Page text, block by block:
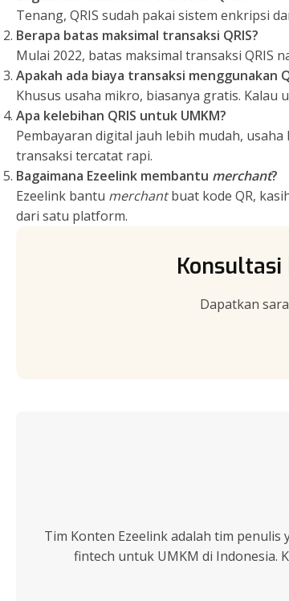
Tenang, QRIS sudah pakai sistem enkripsi
Berapa batas maksimal transaksi QRIS?
Mulai 2022, batas maksimal transaksi QRIS
Apakah ada biaya transaksi menggunakan
Khusus usaha mikro, biasanya gratis. Kalau
Apa kelebihan QRIS untuk UMKM?
Pembayaran digital jauh lebih mudah,
transaksi tercatat rapi.
Bagaimana Ezeelink membantu merchant?
Ezeelink bantu merchantbuat kode QR,
dari satu platform.
Konsultasi
Dapatkan
Tim Konten Ezeelink adalah tim penulis
fintech untuk UMKM di Indonesia.